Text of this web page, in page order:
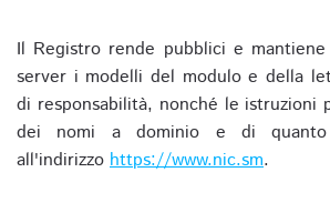
Il Registro rende pubblici e
server i modelli del modulo e della
di responsabilità, nonché le istruzioni
dei nomi a dominio e di quanto
all'indirizzo https://www.nic.sm.